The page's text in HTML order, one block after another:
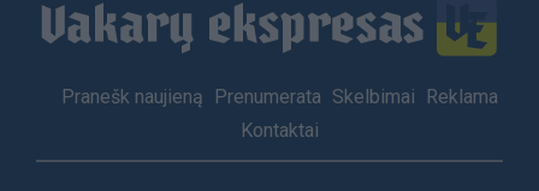
Footer
Pranešk naujieną Prenumerata Skelbimai
Reklama
Kontaktai